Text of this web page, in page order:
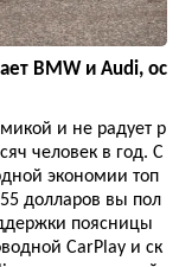
BMW и Audi, ос
и не радует р
человек в год. С
экономии топ
долларов вы пол
поясницы
CarPlay и ск